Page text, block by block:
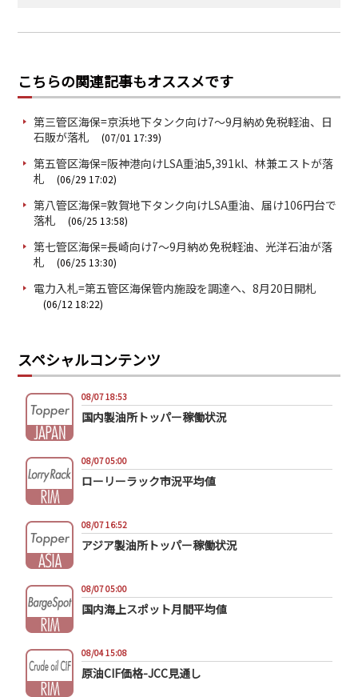
こちらの関連記事もオススメです
第三管区海保=京浜地下タンク向け7～9月納め免税軽油、日
石販が落札
(07/01 17:39)
第五管区海保=阪神港向けLSA重油5,391kl、林兼エストが落
札
(06/29 17:02)
第八管区海保=敦賀地下タンク向けLSA重油、届け106円台で
落札
(06/25 13:58)
第七管区海保=長崎向け7～9月納め免税軽油、光洋石油が落
札
(06/25 13:30)
電力入札=第五管区海保管内施設を調達へ、8月20日開札
(06/12 18:22)
スペシャルコンテンツ
08/07 18:53
国内製油所トッパー稼働状況
08/07 05:00
ローリーラック市況平均値
08/07 16:52
アジア製油所トッパー稼働状況
08/07 05:00
国内海上スポット月間平均値
08/04 15:08
原油CIF価格-JCC見通し